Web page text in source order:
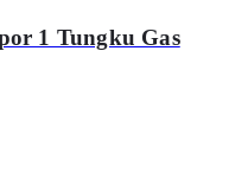
1 Tungku Gas